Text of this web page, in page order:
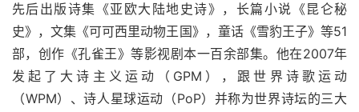
先后出版诗集《亚欧大陆地史诗》，长篇小说《昆仑秘
史》，文集《可可西里动物王国》，童话《雪豹王子》等51
部，创作《孔雀王》等影视剧本一百余部集。他在2007年
发起了大诗主义运动（GPM），跟世界诗歌运动
（WPM）、诗人星球运动（PoP）并称为世界诗坛的三大